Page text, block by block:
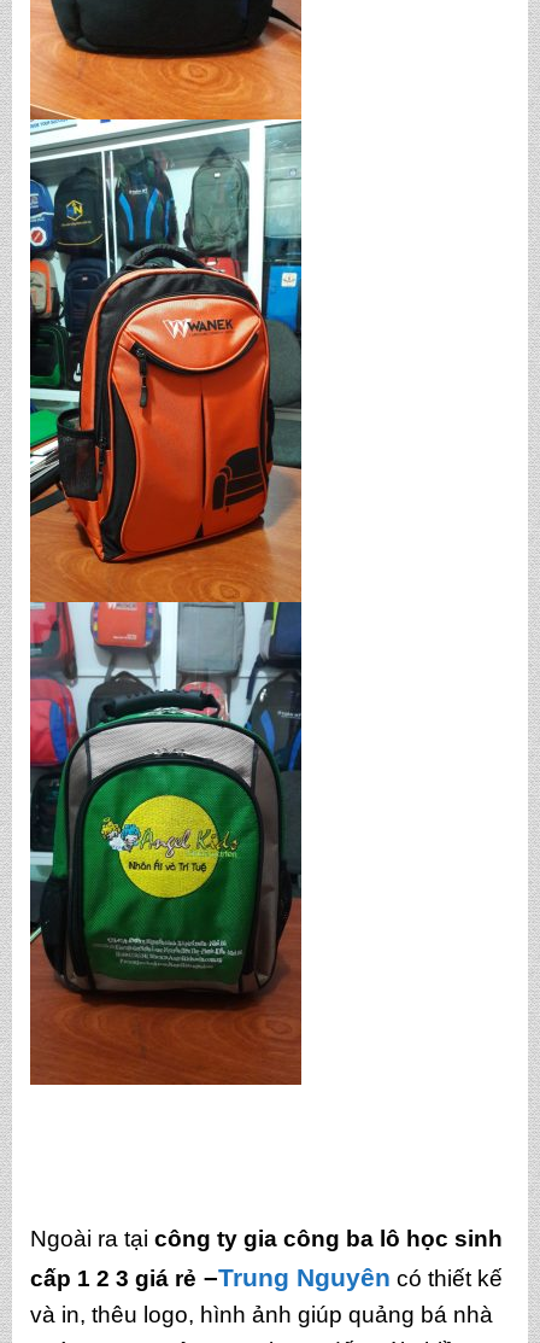
Ngoài ra tại công ty gia công ba lô học sinh
cấp 1 2 3 giá rẻ –Trung Nguyên có thiết kế
và in, thêu logo, hình ảnh giúp quảng bá nhà